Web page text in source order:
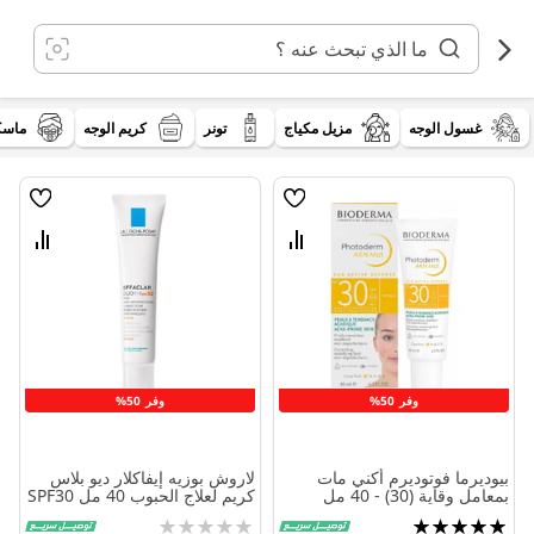
المحتوى
غسول الوجه مزيل مكياج تونر كريم الوجه
وفر 50%
قائمة
قارن
بيوديرما فوتوديرم أكني مات
بمعامل وقاية (30) - 40 مل
تقييم:
وفر 50%
قائمة
قارن
لاروش بوزيه إيفاكلار ديو بلاس
كريم لعلاج الحبوب 40 مل SPF30
Rating: